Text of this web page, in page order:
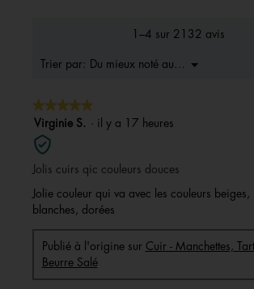
1–4 sur 2132 avis
Trier par: Du mieux noté au moins bons
▼
Menu
★★★★★
★★★★★
5
sur
5
étoiles.
Virginie S. · il y a 17 heures
Jolis cuirs qic couleurs douces
Jolie couleur qui va avec les couleurs beiges,
blanches, dorées
Publié à l'origine sur Cuir - Manchettes,
Beurre Salé